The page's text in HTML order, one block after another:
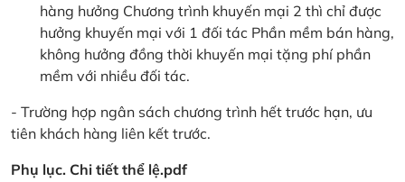
hàng hưởng Chương trình khuyến mại 2 thì chỉ được
hưởng khuyến mại với 1 đối tác Phần mềm bán hàng,
không hưởng đồng thời khuyến mại tặng phí phần
mềm với nhiều đối tác.
- Trường hợp ngân sách chương trình hết trước hạn, ưu
tiên khách hàng liên kết trước.
Phụ lục. Chi tiết thể lệ.pdf